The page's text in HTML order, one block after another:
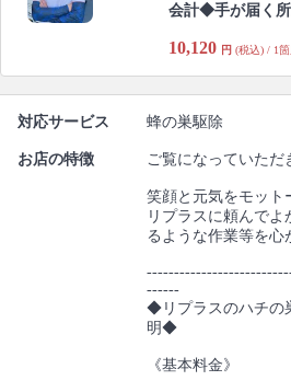
会計◆手が届く所
10,120 円 (税込) / 1
対応サービス 蜂の巣駆除
お店の特徴 ご覧になっていただ
笑顔と元気をモット
リプラスに頼んで
るような作業等を心
------
◆リプラスのハチの
明◆
《基本料金》